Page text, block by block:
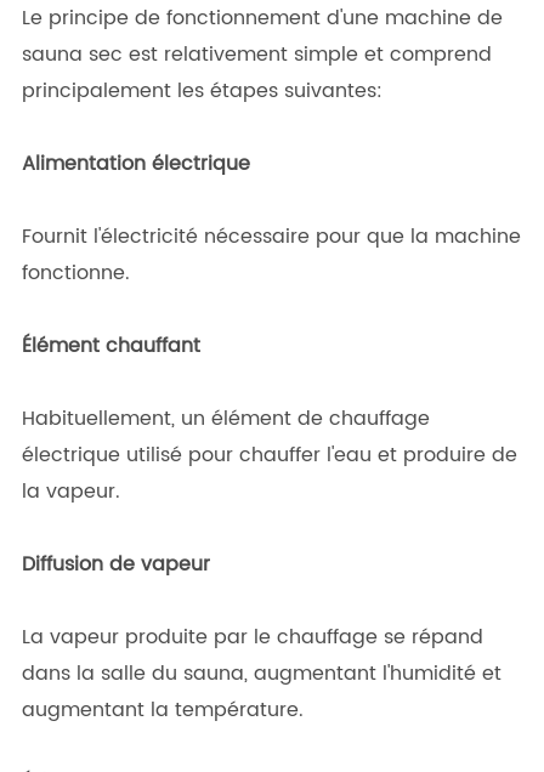
Le principe de fonctionnement d'une machine de
sauna sec est relativement simple et comprend
principalement les étapes suivantes:
Alimentation électrique
Fournit l'électricité nécessaire pour que la machine
fonctionne.
Élément chauffant
Habituellement, un élément de chauffage
électrique utilisé pour chauffer l'eau et produire de
la vapeur.
Diffusion de vapeur
La vapeur produite par le chauffage se répand
dans la salle du sauna, augmentant l'humidité et
augmentant la température.